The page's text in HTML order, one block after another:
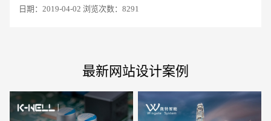
日期：2019-04-02 浏览次数：8291
最新网站设计案例